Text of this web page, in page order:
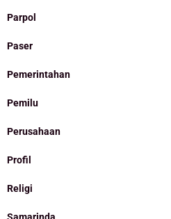
Parpol
Paser
Pemerintahan
Pemilu
Perusahaan
Profil
Religi